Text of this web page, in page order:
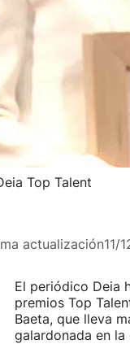
Top Talent
actualización11/
El periódico Deia
premios Top
Baeta, que lleva
galardonada en